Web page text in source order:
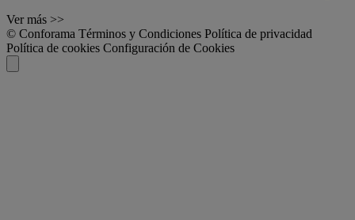
Ver más >>
© Conforama Términos y Condiciones Política de privacidad
Política de cookies Configuración de Cookies